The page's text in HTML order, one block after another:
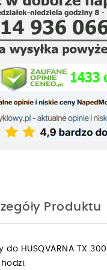
Produktu
do HUSQVARNA TX